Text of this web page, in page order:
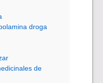
droga
de